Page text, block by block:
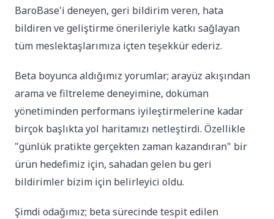
BaroBase'i deneyen, geri bildirim veren, hata
bildiren ve geliştirme önerileriyle katkı sağlayan
tüm meslektaşlarımıza içten teşekkür ederiz.
Beta boyunca aldığımız yorumlar; arayüz akışından
arama ve filtreleme deneyimine, doküman
yönetiminden performans iyileştirmelerine kadar
birçok başlıkta yol haritamızı netleştirdi. Özellikle
"günlük pratikte gerçekten zaman kazandıran" bir
ürün hedefimiz için, sahadan gelen bu geri
bildirimler bizim için belirleyici oldu.
Şimdi odağımız; beta sürecinde tespit edilen